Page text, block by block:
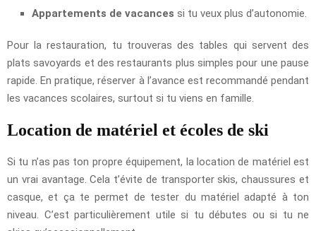
Appartements de vacances si tu veux plus d’autonomie.
Pour la restauration, tu trouveras des tables qui servent des
plats savoyards et des restaurants plus simples pour une pause
rapide. En pratique, réserver à l’avance est recommandé pendant
les vacances scolaires, surtout si tu viens en famille.
Location de matériel et écoles de ski
Si tu n’as pas ton propre équipement, la location de matériel est
un vrai avantage. Cela t’évite de transporter skis, chaussures et
casque, et ça te permet de tester du matériel adapté à ton
niveau. C’est particulièrement utile si tu débutes ou si tu ne